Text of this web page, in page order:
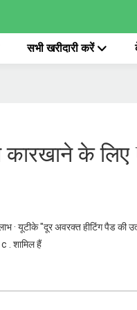
सभी खरीदारी करें
कारखाने के लिए
· यूटीके "दूर अवरक्त हीटिंग पैड की
c . शामिल हैं